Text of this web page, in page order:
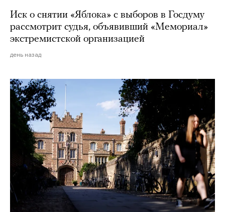
Иск о снятии «Яблока» с выборов в Госдуму
рассмотрит судья, объявивший «Мемориал»
экстремистской организацией
день назад